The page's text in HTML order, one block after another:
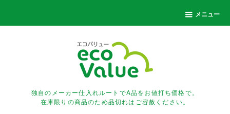
メニュー
独自のメーカー仕入れルートでA品をお値打ち価格で。
在庫限りの商品のため品切れはご容赦ください。